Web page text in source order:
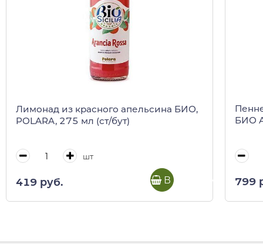
Лимонад из красного апельсина БИО,
POLARA, 275 мл (ст/бут)
шт
419 руб. В корзину
БИО
799